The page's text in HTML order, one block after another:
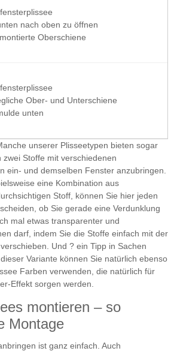
nach oben zu öffnen
Oberschiene
Ober- und Unterschiene
unten
unserer Plisseetypen bieten sogar
Stoffe mit verschiedenen
ein- und demselben Fenster anzubringen.
eine Kombination aus
Stoff, können Sie hier jeden
ob Sie gerade eine Verdunklung
mal etwas transparenter und
darf, indem Sie die Stoffe einfach mit der
Und ? ein Tipp in Sachen
Variante können Sie natürlich ebenso
Farben verwenden, die natürlich für
Effekt sorgen werden.
montieren – so
Montage
ist ganz einfach. Auch